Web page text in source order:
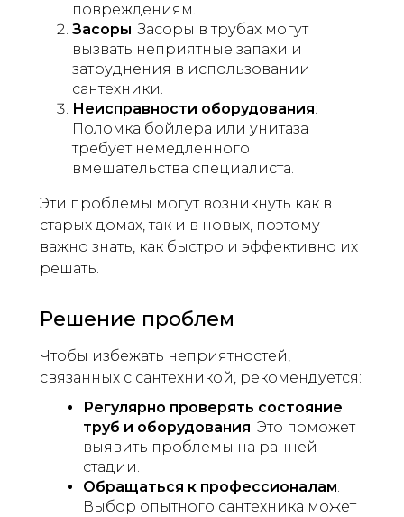
повреждениям.
Засоры: Засоры в трубах могут
вызвать неприятные запахи и
затруднения в использовании
сантехники.
Неисправности оборудования:
Поломка бойлера или унитаза
требует немедленного
вмешательства специалиста.
Эти проблемы могут возникнуть как в
старых домах, так и в новых, поэтому
важно знать, как быстро и эффективно их
решать.
Решение проблем
Чтобы избежать неприятностей,
связанных с сантехникой, рекомендуется:
Регулярно проверять состояние
труб и оборудования. Это поможет
выявить проблемы на ранней
стадии.
Обращаться к профессионалам.
Выбор опытного сантехника может